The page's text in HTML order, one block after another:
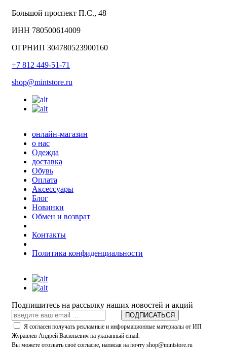
Большой проспект П.С., 48
ИНН 780500614009
ОГРНИП 304780523900160
+7 812 449-51-71
shop@mintstore.ru
онлайн-магазин
о нас
Одежда
доставка
Обувь
Оплата
Аксессуары
Блог
Новинки
Обмен и возврат
Контакты
Политика конфиденциальности
Подпишитесь на рассылку наших новостей и акций
ПОДПИСАТЬСЯ
Я согласен получать рекламные и информационные материалы от ИП
Журавлев Андрей Васильевич на указанный email.
Вы можете отозвать своё согласие, написав на почту shop@mintstore.ru